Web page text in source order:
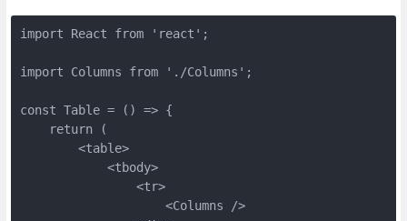
import React from 'react';
import Columns from './Columns';
const Table = () => {
    return (
        <table>
            <tbody>
                <tr>
                    <Columns />